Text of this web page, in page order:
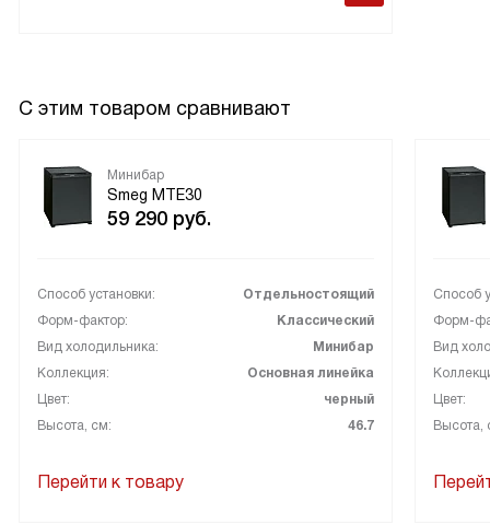
С этим товаром сравнивают
Минибар
Smeg MTE30
59 290 руб.
Способ установки:
Отдельностоящий
Форм-фактор:
Классический
Вид холодильника:
Минибар
Коллекция:
Основная линейка
Цвет:
черный
Высота, см:
46.7
Перейти к товару
Способ
Форм-
Вид
Цвет:
Высота,